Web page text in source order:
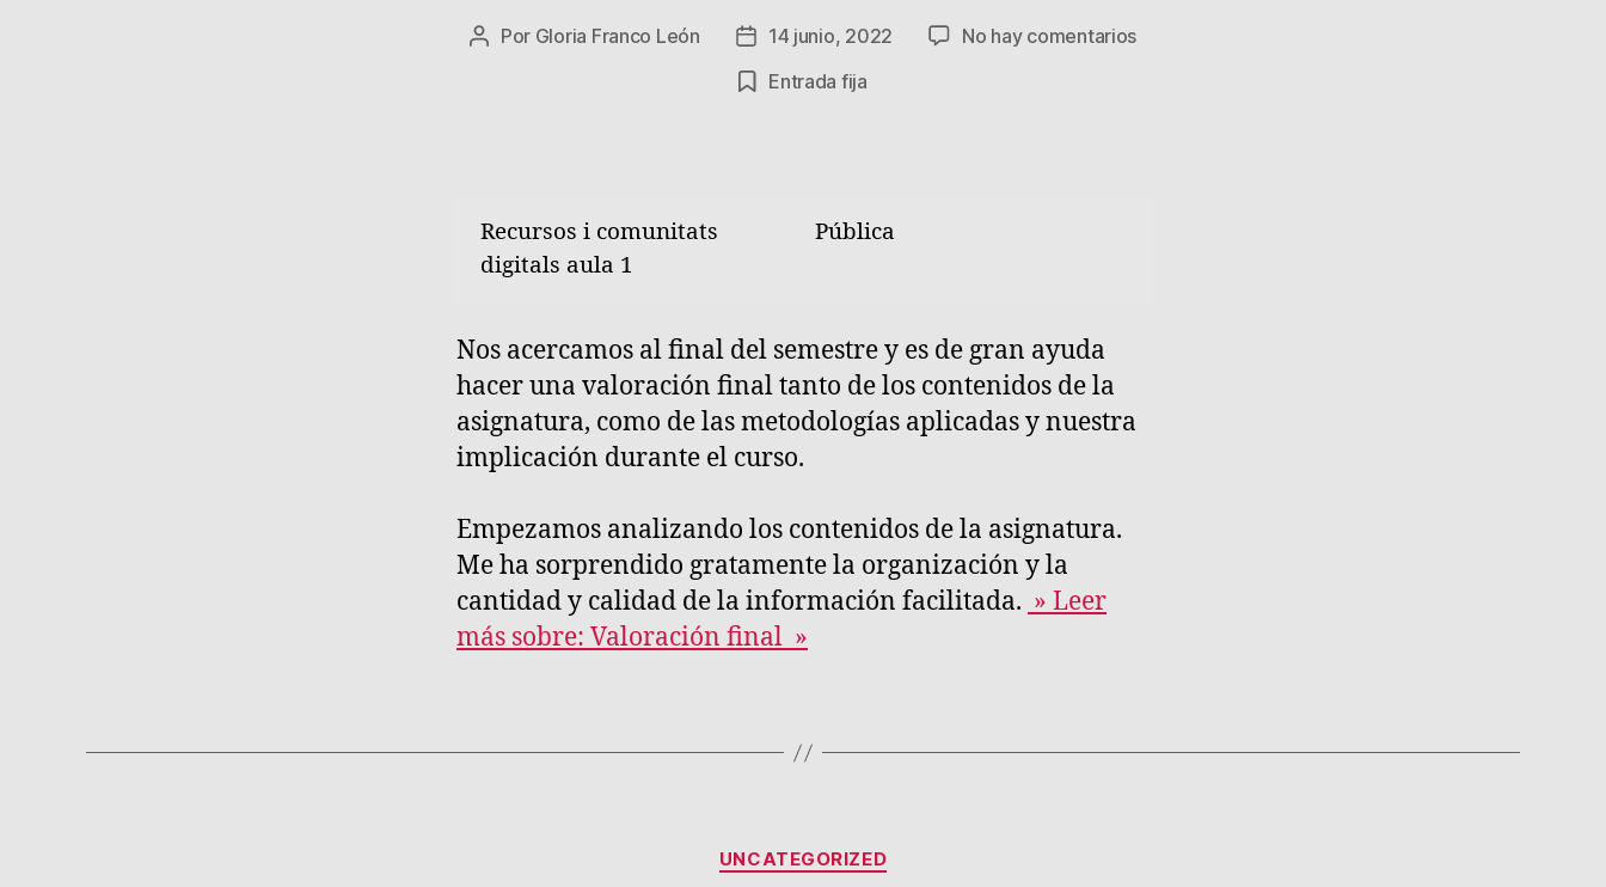
Autor
Por Gloria Franco León
Fecha
de
la
14 junio, 2022 No hay comentariosen
Entrada fija
Recursos i comunitats
digitals aula 1
Pública
Nos acercamos al final del semestre y es de gran ayuda
hacer una valoración final tanto de los contenidos de la
asignatura, como de las metodologías aplicadas y nuestra
implicación durante el curso.
Empezamos analizando los contenidos de la asignatura.
Me ha sorprendido gratamente la organización y la
cantidad y calidad de la información facilitada. » Leer
más sobre: Valoración final »
Categorías
UNCATEGORIZED